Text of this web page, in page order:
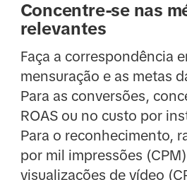
Concentre-se nas
relevantes
Faça a correspondência
mensuração e as metas
Para as conversões,
ROAS ou no custo por
Para o reconhecimento,
por mil impressões
visualizações de vídeo